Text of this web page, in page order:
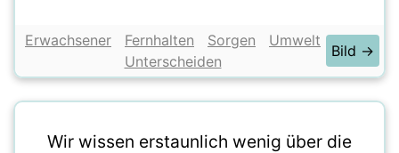
Erwachsener Fernhalten Sorgen
Umwelt
Unterscheiden
Bild →
Wir wissen erstaunlich wenig über die